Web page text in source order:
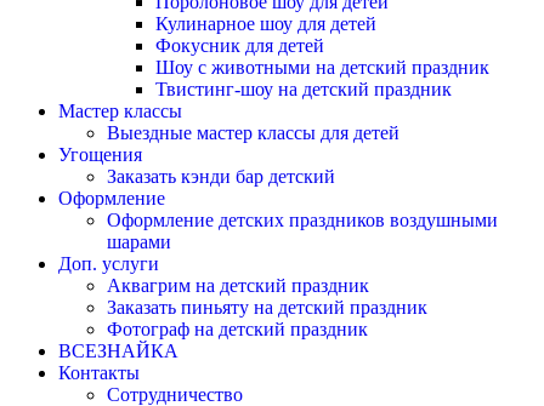
Кулинарное шоу для детей
Фокусник для детей
Шоу с животными на детский праздник
Твистинг-шоу на детский праздник
Мастер классы
Выездные мастер классы для детей
Угощения
Заказать кэнди бар детский
Оформление
Оформление детских праздников воздушными
шарами
Доп. услуги
Аквагрим на детский праздник
Заказать пиньяту на детский праздник
Фотограф на детский праздник
ВСЕЗНАЙКА
Контакты
Сотрудничество